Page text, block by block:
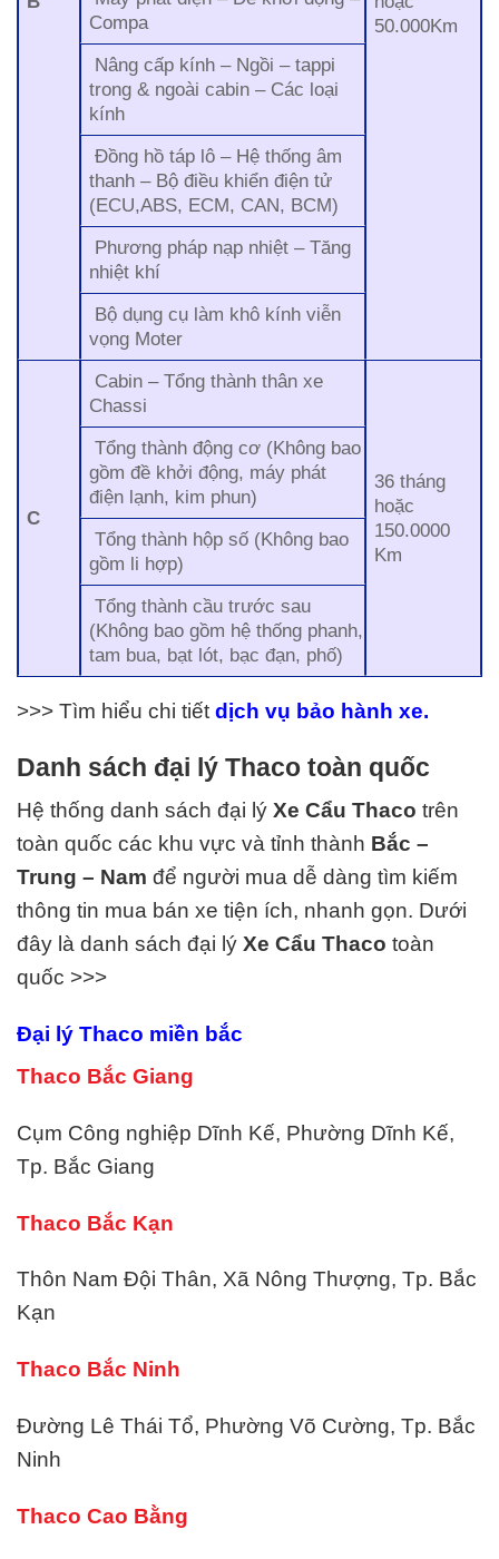
50.000Km
Compa
Nâng cấp kính – Ngồi – tappi
trong & ngoài cabin – Các loại
kính
Đồng hồ táp lô – Hệ thống âm
thanh – Bộ điều khiển điện tử
(ECU,ABS, ECM, CAN, BCM)
Phương pháp nạp nhiệt – Tăng
nhiệt khí
Bộ dụng cụ làm khô kính viễn
vọng Moter
C
Cabin – Tổng thành thân xe
Chassi
36 tháng
hoặc
150.0000
Km
Tổng thành động cơ (Không bao
gồm đề khởi động, máy phát
điện lạnh, kim phun)
Tổng thành hộp số (Không bao
gồm li hợp)
Tổng thành cầu trước sau
(Không bao gồm hệ thống phanh,
tam bua, bạt lót, bạc đạn, phố)
>>> Tìm hiểu chi tiết dịch vụ bảo hành xe.
Danh sách đại lý Thaco toàn quốc
Hệ thống danh sách đại lý Xe Cẩu Thaco trên
toàn quốc các khu vực và tỉnh thành Bắc –
Trung – Nam để người mua dễ dàng tìm kiếm
thông tin mua bán xe tiện ích, nhanh gọn. Dưới
đây là danh sách đại lý Xe Cẩu Thaco toàn
quốc >>>
Đại lý Thaco miền bắc
Thaco Bắc Giang
Cụm Công nghiệp Dĩnh Kế, Phường Dĩnh Kế,
Tp. Bắc Giang
Thaco Bắc Kạn
Thôn Nam Đội Thân, Xã Nông Thượng, Tp. Bắc
Kạn
Thaco Bắc Ninh
Đường Lê Thái Tổ, Phường Võ Cường, Tp. Bắc
Ninh
Thaco Cao Bằng